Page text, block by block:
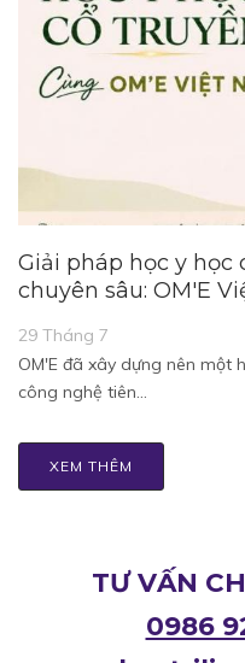
Giải pháp học y học
chuyên sâu: OM'E
29 Tháng 7
OM'E đã xây dựng nên một
công nghệ tiên…
XEM THÊM
TƯ VẤN
0986